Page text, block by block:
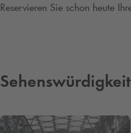
Reservieren Sie schon heute